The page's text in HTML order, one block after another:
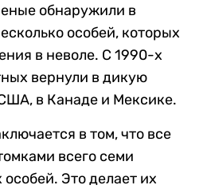
обнаружили в
особей, которых
в неволе. С 1990-х
вернули в дикую
в Канаде и Мексике.
в том, что все
всего семи
Это делает их